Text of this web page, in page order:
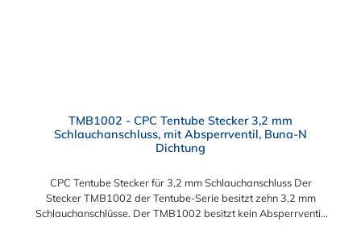
TMB1002 - CPC Tentube Stecker 3,2 mm
Schlauchanschluss, mit Absperrventil, Buna-N
Dichtung
CPC Tentube Stecker für 3,2 mm Schlauchanschluss Der
Stecker TMB1002 der Tentube-Serie besitzt zehn 3,2 mm
Schlauchanschlüsse. Der TMB1002 besitzt kein Absperrventil.